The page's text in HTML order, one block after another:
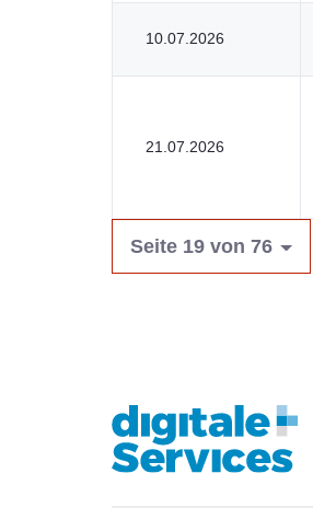
10.07.2026
21.07.2026
Seite 19 von 76